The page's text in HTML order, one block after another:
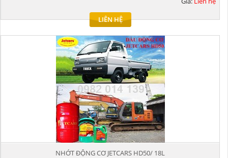
LIÊN HỆ
NHỚT ĐỘNG CƠ JETCARS HD50/ 18L